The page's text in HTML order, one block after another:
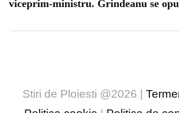
viceprim-ministru. Grindeanu se
Stiri de Ploiesti @2026 |